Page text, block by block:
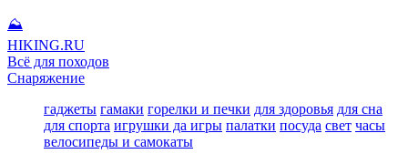
⛰
HIKING.RU
Всё для походов
Снаряжение
гаджеты гамаки горелки и печки для здоровья для сна
для спорта игрушки да игры палатки посуда свет часы
велосипеды и самокаты